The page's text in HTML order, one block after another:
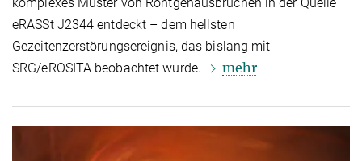
eRASSt J2344 entdeckt – dem hellsten
Gezeitenzerstörungsereignis, das bislang mit
SRG/eROSITA beobachtet wurde.
mehr